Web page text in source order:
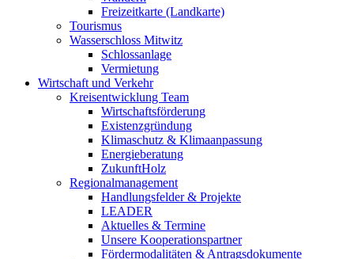
Freizeitkarte (Landkarte)
Tourismus
Wasserschloss Mitwitz
Schlossanlage
Vermietung
Wirtschaft und Verkehr
Kreisentwicklung Team
Wirtschaftsförderung
Existenzgründung
Klimaschutz & Klimaanpassung
Energieberatung
ZukunftHolz
Regionalmanagement
Handlungsfelder & Projekte
LEADER
Aktuelles & Termine
Unsere Kooperationspartner
Fördermodalitäten & Antragsdokumente